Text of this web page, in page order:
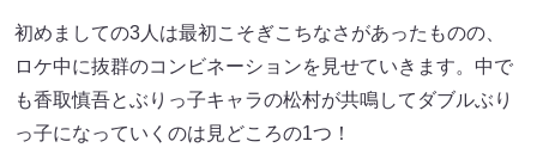
初めましての3人は最初こそぎこちなさがあったものの、
ロケ中に抜群のコンビネーションを見せていきます。中で
も香取慎吾とぶりっ子キャラの松村が共鳴してダブルぶり
っ子になっていくのは見どころの1つ！